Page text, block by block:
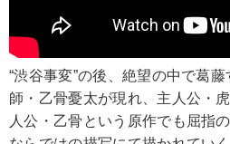
“渋谷事変”の後、絶望の中で葛
師・乙骨憂太が現れ、主人公・
人公・乙骨という原作でも屈指